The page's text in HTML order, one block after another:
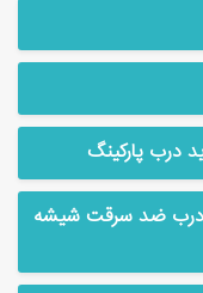
درب پارکینگ
ضد سرقت شیشه